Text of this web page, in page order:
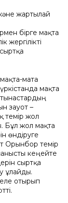
жартылай
бірге мақта
жергілікті
мата
мақта
зауот –
темір жол
Бұл жол мақта
өндіруге
Орынбор темір
кеңейте
сыртқа
ұлғайды.
отырып